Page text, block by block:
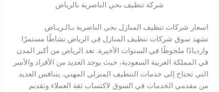
شركة تنظيف بحي الناصرية بالرياض
اسعار شركات تنظيف المنازل بحي الناصرية بـالـريـاض
تشهد سوق شركات تنظيف المنازل في الرياض نشاطًا مستمرًا
وازديادًا ملحوظًا في السنوات الأخيرة. تعد الرياض من أكبر المدن
في المملكة العربية السعودية، حيث يوجد العديد من الأفراد والأسر
التي تحتاج إلى خدمات التنظيف المنزلي المهني. يتنافس العديد
من مقدمي الخدمات في السوق لاكتساب ثقة العملاء وتقديم